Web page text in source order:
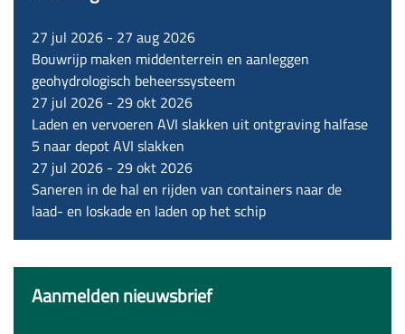
27 jul 2026 - 27 aug 2026
Bouwrijp maken middenterrein en aanleggen
geohydrologisch beheerssysteem
27 jul 2026 - 29 okt 2026
Laden en vervoeren AVI slakken uit ontgraving halfase
5 naar depot AVI slakken
27 jul 2026 - 29 okt 2026
Saneren in de hal en rijden van containers naar de
laad- en loskade en laden op het schip
Aanmelden nieuwsbrief